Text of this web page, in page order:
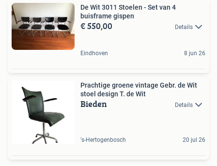
De Wit 3011 Stoelen - Set van 4
buisframe gispen
€ 550,00 Details
Eindhoven 8 jun 26
Prachtige groene vintage Gebr. de Wit
stoel design T. de Wit
Bieden Details
's-Hertogenbosch 20 jul 26